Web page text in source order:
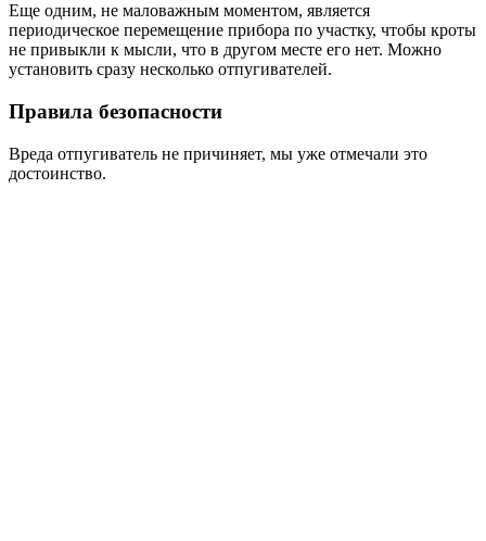
Еще одним, не маловажным моментом, является
периодическое перемещение прибора по участку, чтобы кроты
не привыкли к мысли, что в другом месте его нет. Можно
установить сразу несколько отпугивателей.
Правила безопасности
Вреда отпугиватель не причиняет, мы уже отмечали это
достоинство.